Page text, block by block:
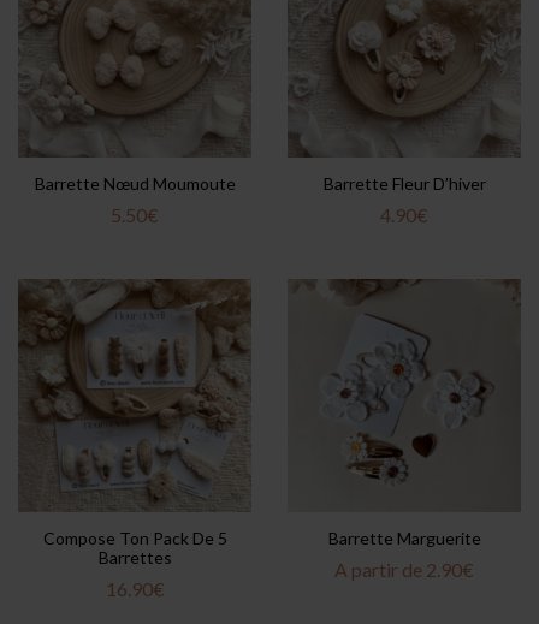
Barrette Nœud Moumoute
5.50€
Barrette Fleur D’hiver
4.90€
Compose Ton Pack De 5
Barrettes
16.90€
Barrette Marguerite
A partir de 2.90€